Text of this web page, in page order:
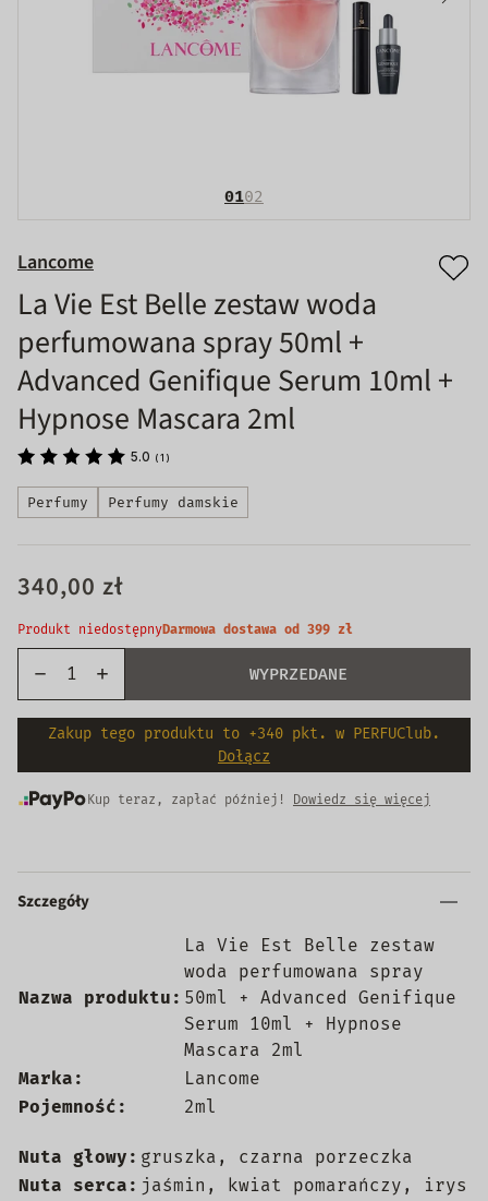
0102
Lancome
La Vie Est Belle zestaw woda
perfumowana spray 50ml +
Advanced Genifique Serum 10ml +
Hypnose Mascara 2ml
5.0 ( 1 )
Perfumy Perfumy damskie
340,00 zł
Produkt niedostępnyDarmowa dostawa od 399 zł
WYPRZEDANE
Zakup tego produktu to +340 pkt. w PERFUClub.
Dołącz
Kup teraz, zapłać później! Dowiedz się więcej
Szczegóły
Nazwa produktu:
La Vie Est Belle zestaw
woda perfumowana spray
50ml + Advanced Genifique
Serum 10ml + Hypnose
Mascara 2ml
Marka:
Lancome
Pojemność:
2ml
Nuta głowy: gruszka, czarna porzeczka
Nuta serca: jaśmin, kwiat pomarańczy, irys